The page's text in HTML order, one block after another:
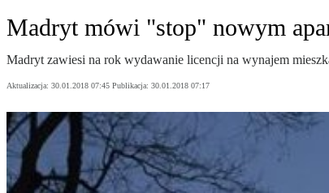
Madryt mówi "stop" nowym
Madryt zawiesi na rok wydawanie licencji na wynajem
Aktualizacja: 30.01.2018 07:45 Publikacja: 30.01.2018 07:17